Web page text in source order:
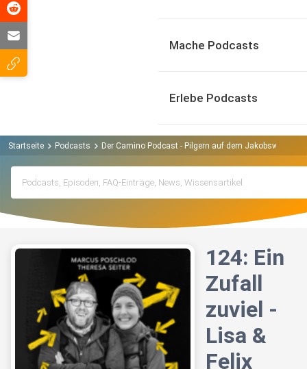
Mache Podcasts
Erlebe Podcasts
Startseite Podcasts Der Camino Podcast - Pilgern auf dem Jakobsweg
124: Ein
Zufall
zuviel -
Lisa &
Felix